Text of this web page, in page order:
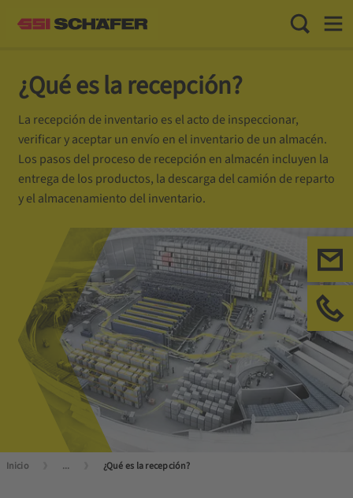
Toggle
¿Qué es la recepción?
La recepción de inventario es el acto de inspeccionar,
verificar y aceptar un envío en el inventario de un almacén.
Los pasos del proceso de recepción en almacén incluyen la
entrega de los productos, la descarga del camión de reparto
y el almacenamiento del inventario.
Inicio ... ¿Qué es la recepción?